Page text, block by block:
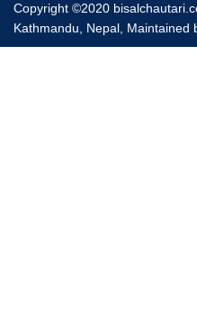
Copyright ©2020
Kathmandu, Nepal, Maintained